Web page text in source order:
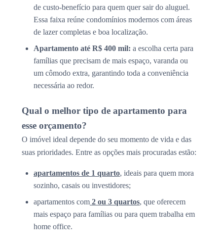
de custo-benefício para quem quer sair do aluguel.
Essa faixa reúne condomínios modernos com áreas
de lazer completas e boa localização.
Apartamento até R$ 400 mil: a escolha certa para
famílias que precisam de mais espaço, varanda ou
um cômodo extra, garantindo toda a conveniência
necessária ao redor.
Qual o melhor tipo de apartamento para
esse orçamento?
O imóvel ideal depende do seu momento de vida e das
suas prioridades. Entre as opções mais procuradas estão:
apartamentos de 1 quarto, ideais para quem mora
sozinho, casais ou investidores;
apartamentos com 2 ou 3 quartos, que oferecem
mais espaço para famílias ou para quem trabalha em
home office.